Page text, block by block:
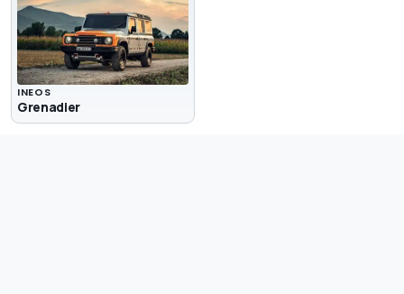
INEOS
Grenadier